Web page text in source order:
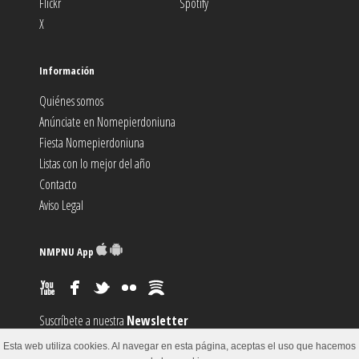
X
Información
Quiénes somos
Anúnciate en Nomepierdoniuna
Fiesta Nomepierdoniuna
Listas con lo mejor del año
Contacto
Aviso Legal
NMPNU App
Suscríbete a nuestra Newsletter
Suscríbete al canalRSS
Esta web utiliza cookies. Al navegar en esta página, aceptas el uso que hacemos